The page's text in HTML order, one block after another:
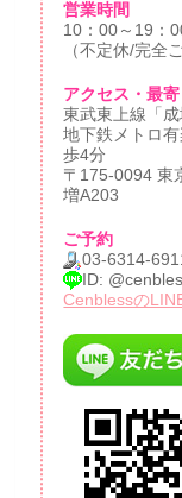
営業時間
10：00～19：
（不定休/完全
アクセス・最
東武東上線「
地下鉄メトロ
歩4分
〒175-0094 東
増A203
ご予約
03-6314-
ID:
Cenblessの